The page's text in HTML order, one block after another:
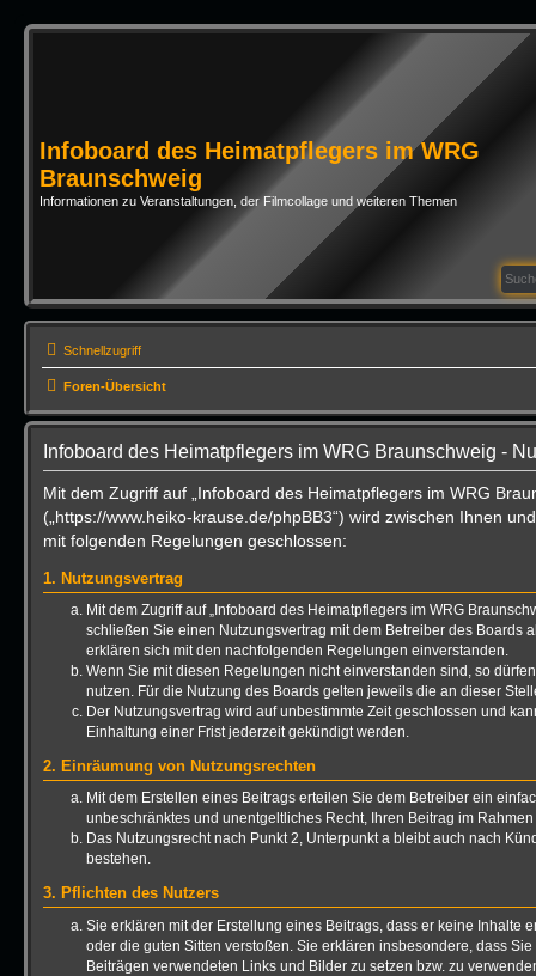
Infoboard des Heimatpflegers im WRG
Braunschweig
Informationen zu Veranstaltungen, der Filmcollage und weiteren Themen
Schnellzugriff
Foren-Übersicht
Infoboard des Heimatpflegers im WRG Braunschweig -
Mit dem Zugriff auf „Infoboard des Heimatpflegers im WRG
(„https://www.heiko-krause.de/phpBB3“) wird zwischen Ihnen
mit folgenden Regelungen geschlossen:
1. Nutzungsvertrag
Mit dem Zugriff auf „Infoboard des Heimatpflegers im WRG
schließen Sie einen Nutzungsvertrag mit dem Betreiber des Boards
erklären sich mit den nachfolgenden Regelungen einverstanden.
Wenn Sie mit diesen Regelungen nicht einverstanden sind, so
nutzen. Für die Nutzung des Boards gelten jeweils die an dieser
Der Nutzungsvertrag wird auf unbestimmte Zeit geschlossen und
Einhaltung einer Frist jederzeit gekündigt werden.
2. Einräumung von Nutzungsrechten
Mit dem Erstellen eines Beitrags erteilen Sie dem Betreiber ein
unbeschränktes und unentgeltliches Recht, Ihren Beitrag im
Das Nutzungsrecht nach Punkt 2, Unterpunkt a bleibt auch nach
bestehen.
3. Pflichten des Nutzers
Sie erklären mit der Erstellung eines Beitrags, dass er keine Inhalte
oder die guten Sitten verstoßen. Sie erklären insbesondere, dass
Beiträgen verwendeten Links und Bilder zu setzen bzw. zu